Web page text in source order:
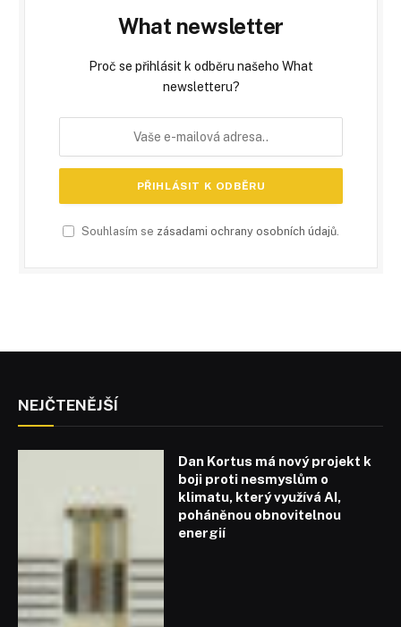
What newsletter
Proč se přihlásit k odběru našeho What
newsletteru?
Souhlasím se zásadami ochrany osobních údajů.
NEJČTENĚJŠÍ
Dan Kortus má nový projekt k
boji proti nesmyslům o
klimatu, který využívá AI,
poháněnou obnovitelnou
energií